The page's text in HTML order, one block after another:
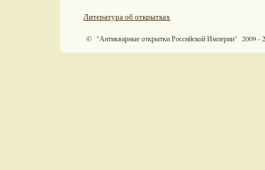
Литература об открытках
© "Антикварные открытки Российской Империи" 2009 -